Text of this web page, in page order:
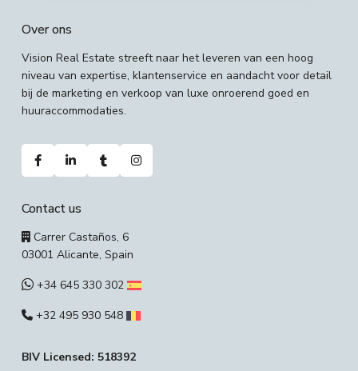
Over ons
Vision Real Estate streeft naar het leveren van een hoog
niveau van expertise, klantenservice en aandacht voor detail
bij de marketing en verkoop van luxe onroerend goed en
huuraccommodaties.
Contact us
Carrer Castaños, 6
03001 Alicante, Spain
+34 645 330 302
+32 495 930 548
BIV Licensed: 518392